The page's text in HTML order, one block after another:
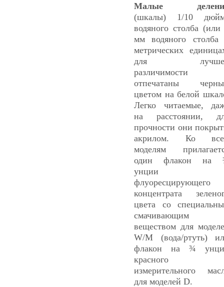
Малые
(шкалы) 1/10
водяного столба
мм водяного столба
метрических
для
различимости
отпечатаны
цветом на белой
Легко читаемые,
на расстоянии,
прочности они
акрилом. Ко
моделям
один флакон на
унции
флуоресцирующего
концентрата
цвета со
смачивающим
веществом для
W/M (вода/ртуть)
флакон на ¾
красного
измерительного
для моделей D.